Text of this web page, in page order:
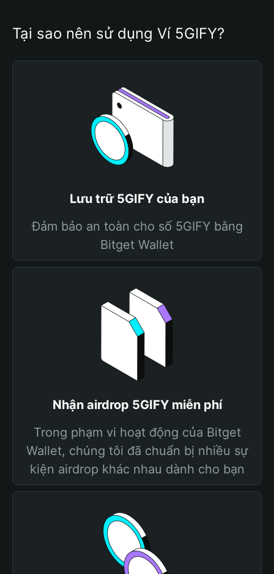
Tại sao nên sử dụng Ví 5GIFY?
Lưu trữ 5GIFY của bạn
Đảm bảo an toàn cho số 5GIFY bằng
Bitget Wallet
Nhận airdrop 5GIFY miễn phí
Trong phạm vi hoạt động của Bitget
Wallet, chúng tôi đã chuẩn bị nhiều sự
kiện airdrop khác nhau dành cho bạn